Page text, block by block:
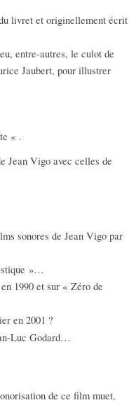
livret et originellement écrit
entre-autres, le culot de
Jaubert, pour illustrer
« .
Jean Vigo avec celles de
sonores de Jean Vigo par
»…
1990 et sur « Zéro de
en 2001 ?
Luc Godard…
de ce film muet,